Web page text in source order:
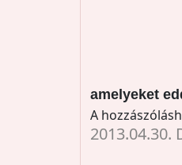
amelyeket
A